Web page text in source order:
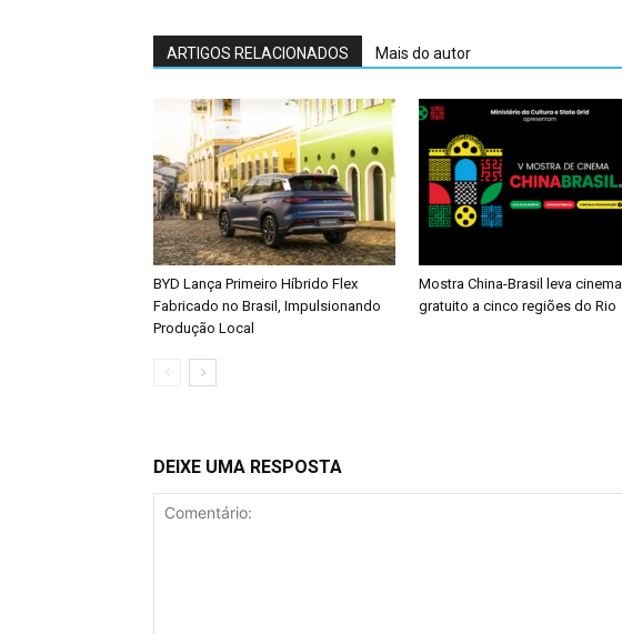
ARTIGOS RELACIONADOS Mais do autor
BYD Lança Primeiro Híbrido Flex
Fabricado no Brasil, Impulsionando
Produção Local
Mostra China-Brasil leva cinema
gratuito a cinco regiões do Rio
DEIXE UMA RESPOSTA